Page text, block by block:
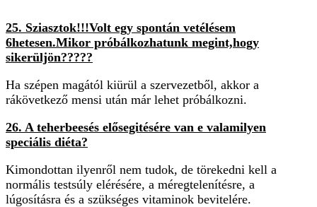
25. Sziasztok!!!Volt egy spontán vetélésem
6hetesen.Mikor próbálkozhatunk megint,hogy
sikerüljön?????
Ha szépen magától kiürül a szervezetből, akkor a
rákövetkező mensi után már lehet próbálkozni.
26. A teherbeesés elősegitésére van e valamilyen
speciális diéta?
Kimondottan ilyenről nem tudok, de törekedni kell a
normális testsúly elérésére, a méregtelenítésre, a
lúgosításra és a szükséges vitaminok bevitelére.